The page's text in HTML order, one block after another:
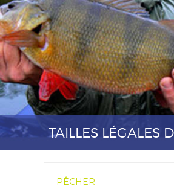
TAILLES LÉGALES
PÊCHER